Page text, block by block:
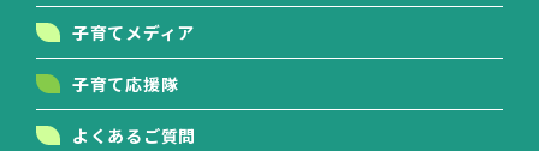
子育てメディア
子育て応援隊
よくあるご質問